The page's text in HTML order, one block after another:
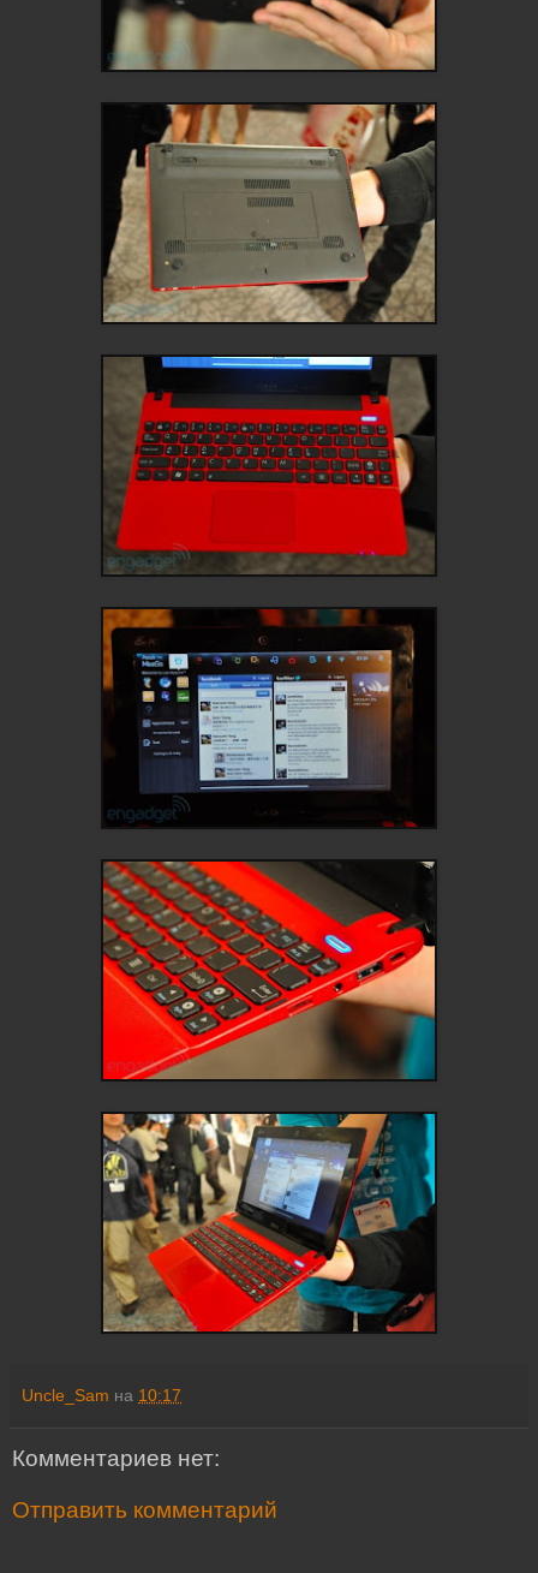
Uncle_Sam на 10:17
Комментариев нет:
Отправить комментарий